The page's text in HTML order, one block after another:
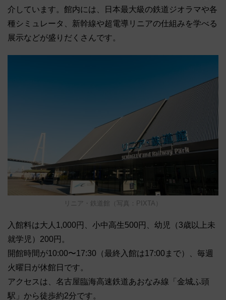
介しています。館内には、日本最大級の鉄道ジオラマや各
種シミュレータ、新幹線や超電導リニアの仕組みを学べる
展示などが盛りだくさんです。
リニア・鉄道館（写真：PIXTA）
入館料は大人1,000円、小中高生500円、幼児（3歳以上未
就学児）200円。
開館時間が10:00〜17:30（最終入館は17:00まで）、毎週
火曜日が休館日です。
アクセスは、名古屋臨海高速鉄道あおなみ線「金城ふ頭
駅」から徒歩約2分です。